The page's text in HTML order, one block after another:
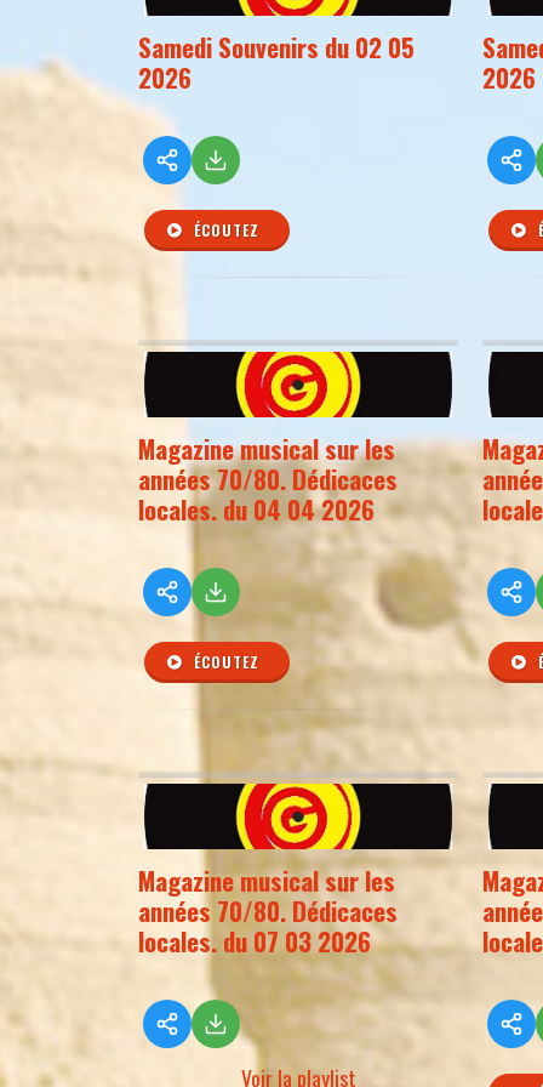
Samedi Souvenirs du 02 05
2026
ÉCOUTEZ
2026
Magazine musical sur les
années 70/80. Dédicaces
locales. du 04 04 2026
ÉCOUTEZ
Magazine musical sur les
années 70/80. Dédicaces
locales. du 07 03 2026
Voir la playlist